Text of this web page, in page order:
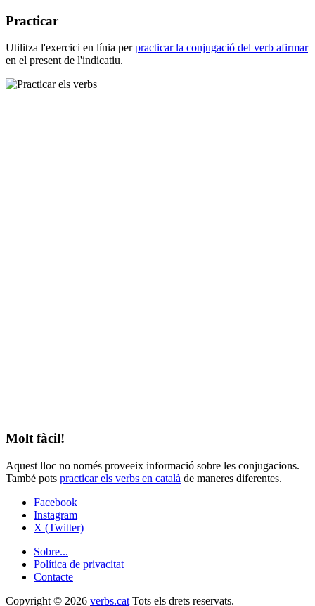
Practicar
Utilitza l'exercici en línia perpracticar la conjugació del verb afirmar
en el present de l'indicatiu.
Molt fàcil!
Aquest lloc no només proveeix informació sobre les conjugacions.
També pots practicar els verbs en català de maneres diferentes.
Facebook
Instagram
X (Twitter)
Sobre...
Política de privacitat
Contacte
Copyright © 2026 verbs.cat Tots els drets reservats.